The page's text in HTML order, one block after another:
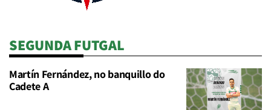
SEGUNDA FUTGAL
Martín Fernández, no banquillo do
Cadete A